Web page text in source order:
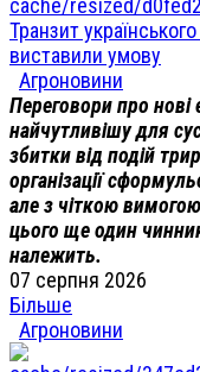
Транзит
виставили умову
Агроновини
Переговори про нові
найчутливішу для
збитки від подій
організації
але з чіткою
цього ще один
належить.
07 серпня 2026
Більше
Агроновини